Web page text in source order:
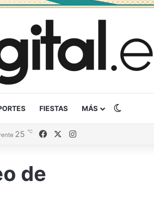
FIESTAS MÁS
25 ℃ FacebookInstagram
de